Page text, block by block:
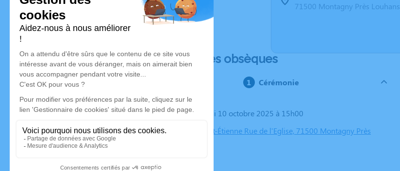
71500 Montagny Près Louhans
Déroulé des obsèques
Cérémonie
Le vendredi 10 octobre 2025 à 15h00
Eglise Saint-Étienne Rue de l'Eglise, 71500 Montagny Près